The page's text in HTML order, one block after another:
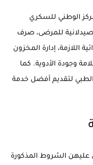
الوطني للسكري
للمرضى، صرف
اللازمة، إدارة المخزون
وجودة الأدوية. كما
لتقديم أفضل خدمة
عليهن الشروط المذكورة